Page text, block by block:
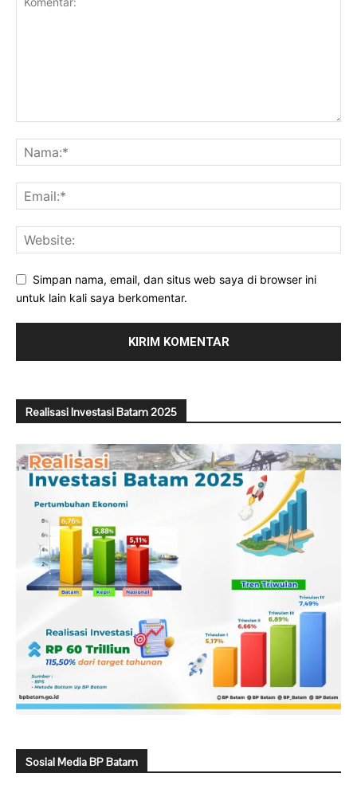
Simpan nama, email, dan situs web saya di browser ini
untuk lain kali saya berkomentar.
Realisasi Investasi Batam 2025
Sosial Media BP Batam